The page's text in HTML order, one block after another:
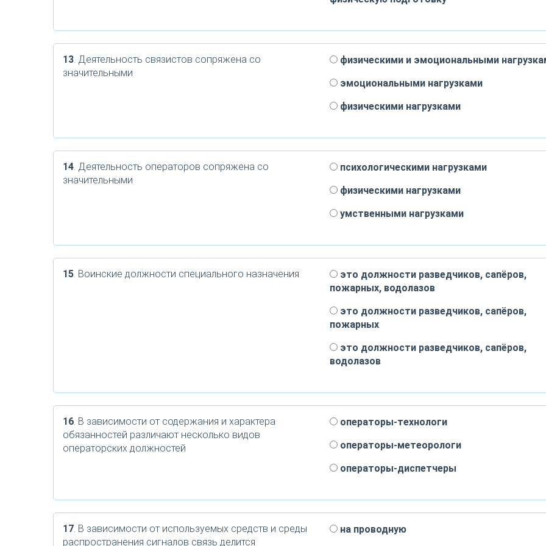
13. Деятельность связистов сопряжена со
значительными
физическими и эмоциональными
эмоциональными нагрузками
физическими нагрузками
14. Деятельность операторов сопряжена со
значительными
психологическими нагрузками
физическими нагрузками
умственными нагрузками
15. Воинские должности специального назначения
это должности разведчиков, сапёров,
пожарных, водолазов
это должности разведчиков, сапёров,
пожарных
это должности разведчиков, сапёров,
водолазов
16. В зависимости от содержания и характера
обязанностей различают несколько видов
операторских должностей
операторы-технологи
операторы-метеорологи
операторы-диспетчеры
17. В зависимости от используемых средств и среды
распространения сигналов связь делится
на проводную